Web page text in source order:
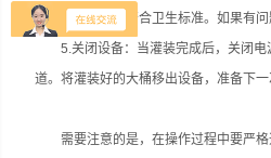
出来的水质是否符合卫生标准。如果有问
5.关闭设备：当灌装完成后，关闭电
道。将灌装好的大桶移出设备，准备下一
需要注意的是，在操作过程中要严格